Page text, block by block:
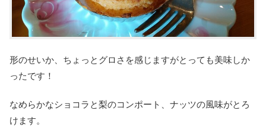
形のせいか、ちょっとグロさを感じますがとっても美味しか
ったです！
なめらかなショコラと梨のコンポート、ナッツの風味がとろ
けます。